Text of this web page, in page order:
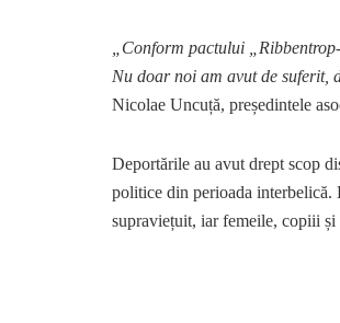
„Conform pactului
Nu doar noi am avut de suferit,
Nicolae Uncuță, președintele
Deportările au avut drept scop
politice din perioada
supraviețuit, iar femeile, copiii